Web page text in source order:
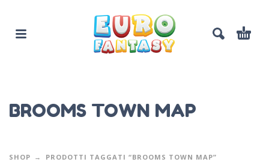
BROOMS TOWN MAP
SHOP PRODOTTI TAGGATI “BROOMS TOWN MAP”